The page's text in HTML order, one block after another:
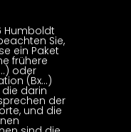
Humboldt
Sie,
ein Paket
frühere
oder
(Bx…)
darin
der
und die